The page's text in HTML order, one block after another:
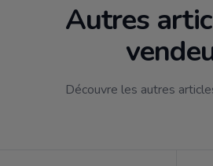
Autres
Découvre les autres